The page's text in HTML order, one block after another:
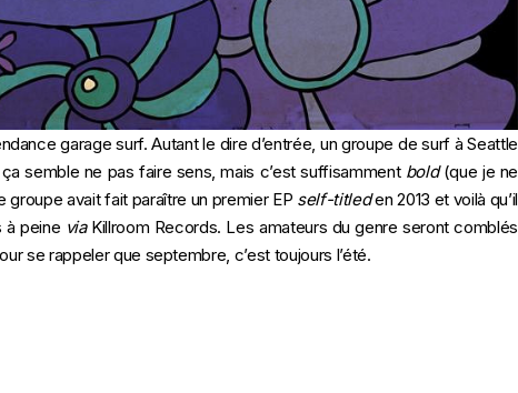
garage surf. Autant le dire d’entrée, un groupe de surf à Seattle
semble ne pas faire sens, mais c’est suffisamment bold(que je ne
avait fait paraître un premier EP self-titleden 2013 et voilà qu’il
à peine via Killroom Records. Les amateurs du genre seront comblés
se rappeler que septembre, c’est toujours l’été.